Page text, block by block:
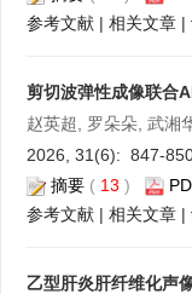
参考文献 | 相关文章 |
剪切波弹性成像联合
赵英超, 罗朵朵, 武湘
2026, 31(6): 847-
摘要 ( 13 )
参考文献 | 相关文章 |
乙型肝炎肝纤维化声